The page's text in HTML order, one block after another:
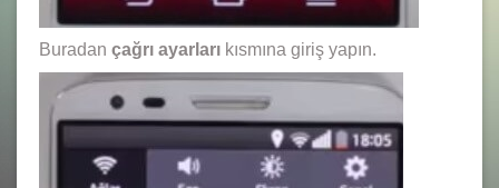
Buradan çağrı ayarları kısmına giriş yapın.